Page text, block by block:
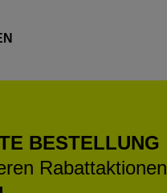
BESTELLUNG
Rabattaktionen